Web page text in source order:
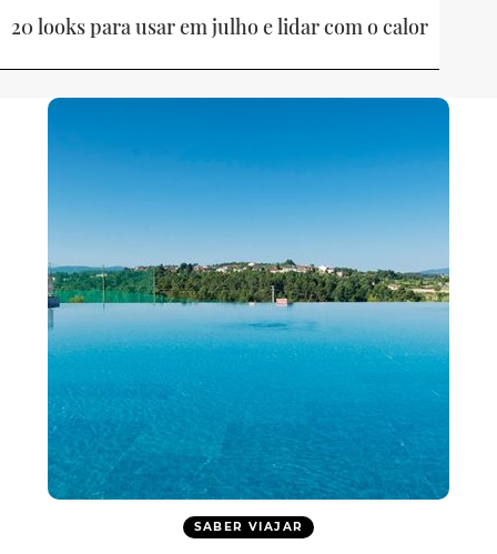
20 looks para usar em julho e lidar com o calor
SABER VIAJAR